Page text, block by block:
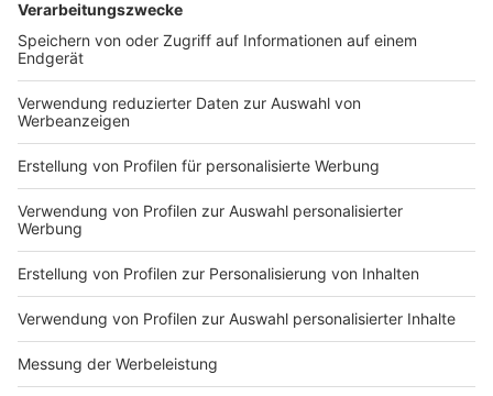
nach Krankenkasse kann sich der Ablauf leicht
unterscheiden.
Anzeige
Welche Alternative zur App noch kommen
soll
Anzeige
Übrigens: Künftig soll es auch einen ePA-Client geben,
mit dem man sich über Laptop oder PC Zugriff auf die
eigene Akte verschaffen kann. Dass es diesen Weg
geben soll, findet Sabine Wolter wichtig: "Uns wird